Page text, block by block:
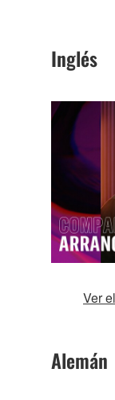
Inglés
Ver
Alemán